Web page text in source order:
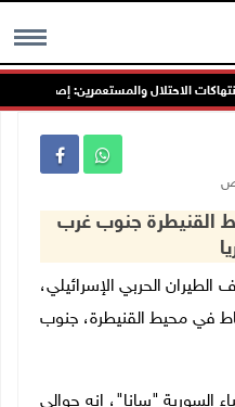
MENUالاحتلال والمستعمرين: إصابات
القنيطرة جنوب غرب
استهدف الطيران الحربي الإسرائيلي،
في محيط القنيطرة، جنوب
السورية "سانا"، إنه حوالي